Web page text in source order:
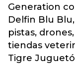
Generation
Delfin Blu
pistas,
tiendas
Tigre